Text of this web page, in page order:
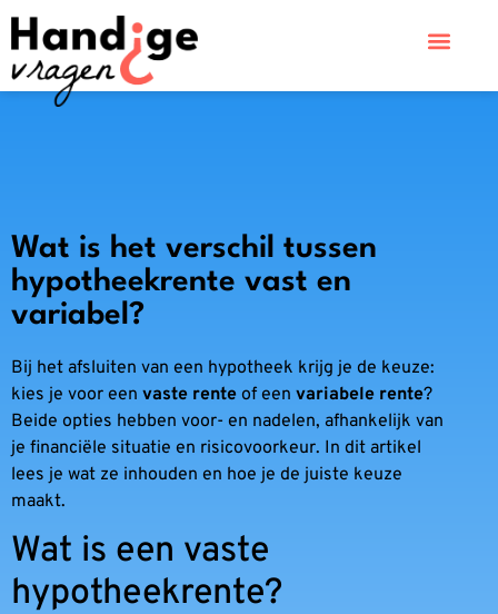
Wat is het verschil tussen
hypotheekrente vast en
variabel?
Bij het afsluiten van een hypotheek krijg je de keuze:
kies je voor een vaste rente of een variabele rente?
Beide opties hebben voor- en nadelen, afhankelijk van
je financiële situatie en risicovoorkeur. In dit artikel
lees je wat ze inhouden en hoe je de juiste keuze
maakt.
Wat is een vaste
hypotheekrente?